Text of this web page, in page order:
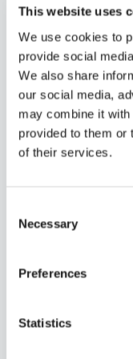
This website uses
We use cookies to
provide social
We also share
our social media,
may combine it with
provided to them or
of their services.
Selection
Necessary
Preferences
Statistics
Themen-
z.&nbsp;B.
in kurzen,
Augenhöhe.
320